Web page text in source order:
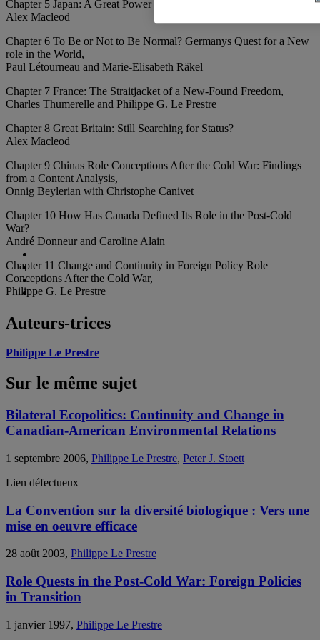
Chapter 5 Japan: A Great Power Despite Itself,
Alex Macleod
Chapter 6 To Be or Not to Be Normal? Germanys Quest for a New
role in the World,
Paul Létourneau and Marie-Elisabeth Räkel
Chapter 7 France: The Straitjacket of a New-Found Freedom,
Charles Thumerelle and Philippe G. Le Prestre
Chapter 8 Great Britain: Still Searching for Status?
Alex Macleod
Chapter 9 Chinas Role Conceptions After the Cold War: Findings
from a Content Analysis,
Onnig Beylerian with Christophe Canivet
Chapter 10 How Has Canada Defined Its Role in the Post-Cold
War?
André Donneur and Caroline Alain
Chapter 11 Change and Continuity in Foreign Policy Role
Conceptions After the Cold War,
Philippe G. Le Prestre
Auteurs-trices
Philippe Le Prestre
Sur le même sujet
Bilateral Ecopolitics: Continuity and Change in
Canadian-American Environmental Relations
1 septembre 2006, Philippe Le Prestre, Peter J. Stoett
Lien défectueux
La Convention sur la diversité biologique : Vers une
mise en oeuvre efficace
28 août 2003, Philippe Le Prestre
Role Quests in the Post-Cold War: Foreign Policies
in Transition
1 janvier 1997, Philippe Le Prestre